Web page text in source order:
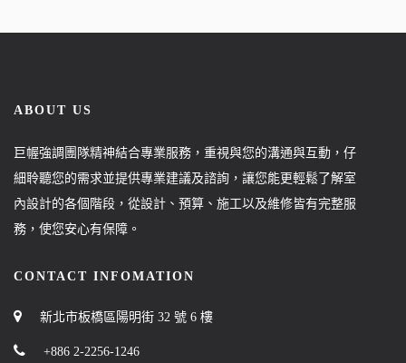
ABOUT US
巨幄強調團隊精神結合專業服務，重視與您的溝通與互動，仔
細聆聽您的需求並提供專業建議及諮詢，讓您能更輕鬆了解室
內設計的各個階段，從設計、預算、施工以及維修皆有完整服
務，使您安心有保障。
CONTACT INFOMATION
新北市板橋區陽明街 32 號 6 樓
+886 2-2256-1246